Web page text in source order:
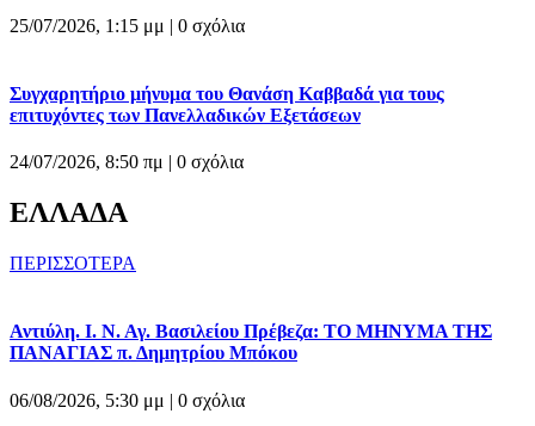
25/07/2026, 1:15 μμ | 0 σχόλια
Συγχαρητήριο μήνυμα του Θανάση Καββαδά για τους
επιτυχόντες των Πανελλαδικών Εξετάσεων
24/07/2026, 8:50 πμ | 0 σχόλια
ΕΛΛΑΔΑ
ΠΕΡΙΣΣΟΤΕΡΑ
Αντιύλη. Ι. Ν. Αγ. Βασιλείου Πρέβεζα: ΤΟ ΜΗΝΥΜΑ ΤΗΣ
ΠΑΝΑΓΙΑΣ π. Δημητρίου Μπόκου
06/08/2026, 5:30 μμ | 0 σχόλια